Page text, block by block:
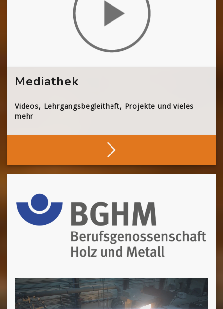
Mediathek
Videos, Lehrgangsbegleitheft, Projekte und vieles
mehr
Stöbern